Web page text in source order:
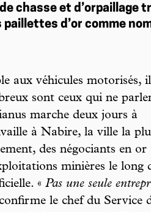
chasse et d’orpaillage
d’or comme
aux véhicules motorisés, il
sont ceux qui ne
marche deux jours à
à Nabire, la ville la
des négociants en or
minières le long
« Pas une seule
le chef du Service